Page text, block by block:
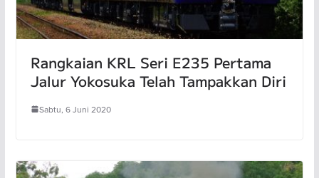
Rangkaian KRL Seri E235 Pertama
Jalur Yokosuka Telah Tampakkan Diri
Sabtu, 6 Juni 2020